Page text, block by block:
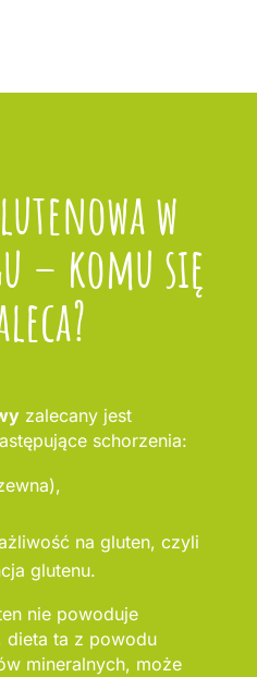
w
– komu się
zalecany jest
schorzenia:
na gluten, czyli
glutenu.
nie powoduje
dieta ta z powodu
mineralnych, może